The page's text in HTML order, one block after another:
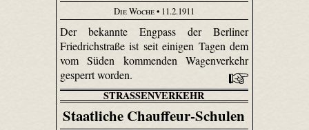
Die Woche• 11.2.1911
Der bekannte Engpass der Berliner
Friedrichstraße ist seit einigen Tagen dem
vom Süden kommenden Wagenverkehr
gesperrt worden.
STRASSENVERKEHR
Staatliche Chauffeur-Schulen